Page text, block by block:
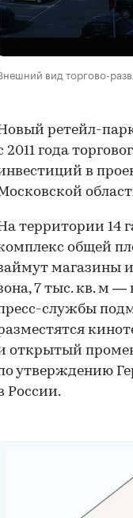
вид торгово-
ретейл-
2011 года
в
территории 14
общей
магазины
7 тыс. кв. м —
службы
открытый
утверждению
России.